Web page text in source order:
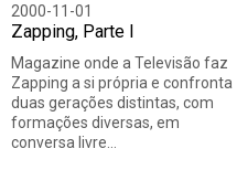
2000-11-01
Zapping, Parte I
Magazine onde a Televisão faz
Zapping a si própria e confronta
duas gerações distintas, com
formações diversas, em
conversa livre…